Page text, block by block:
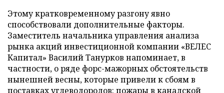
Этому кратковременному разгону явно
способствовали дополнительные факторы.
Заместитель начальника управления анализа
рынка акций инвестиционной компании «ВЕЛЕС
Капитал» Василий Танурков напоминает, в
частности, о ряде форс-мажорных обстоятельств
нынешней весны, которые привели к сбоям в
поставках углеводородов: пожары в канадской